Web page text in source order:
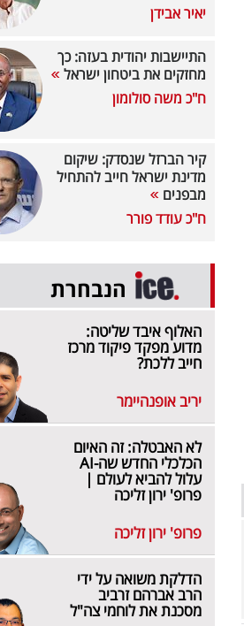
יאיר אבידן
התיישבות יהודית בעזה: כך
מחזקים את ביטחון ישראל
ח"כ משה סולומון
קיר הברזל שנסדק: שיקום
מדינת ישראל חייב להתחיל
מבפנים
ח"כ עודד פורר
הנבחרת
האלוף איבד שליטה:
מדוע מפקד פיקוד מרכז
חייב ללכת?
יריב אופנהיימר
לא האבטלה: זה האיום
הכלכלי החדש שה-AI
עלול להביא לעולם |
פרופ' ירון זליכה
פרופ' ירון זליכה
הדלקת משואה על ידי
הרב אברהם זרביב
מסכנת את לוחמי צה"ל